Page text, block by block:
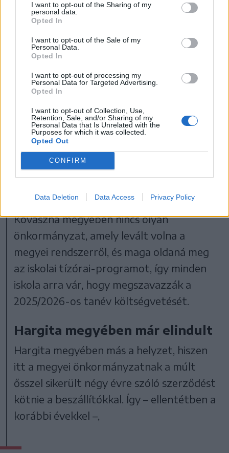
I want to opt-out of the Sharing of my
personal data.
Opted In
I want to opt-out of the Sale of my
Personal Data.
Opted In
I want to opt-out of processing my
Personal Data for Targeted Advertising.
Opted In
I want to opt-out of Collection, Use,
Retention, Sale, and/or Sharing of my
Personal Data that Is Unrelated with the
Purposes for which it was collected.
Opted Out
CONFIRM
Data Deletion Data Access Privacy Policy
az elmúlt egy évben már
háromszor hirdették meg a
licitet, de azóta sem
jelentkezett senki, így
egyelőre nem kaphatnak
tejet a háromszéki
iskolások tízóraira.
Kovászna megyében nincs olyan
önkormányzat, amely levált volna a
megyei rendszerről, és maga oldaná meg
az iskolai tízórai-programot, így minden
iskola arra vár, hogy megszavazzák a
2025/2026-os tanév költségvetését.
Hargita megyében már elindult
Hargita megyében más a helyzet, hiszen
itt a megyei önkormányzatnak a múlt
ősszel sikerült négy évre szóló szerződést
kötnie a beszállítókkal. Így – ellentétben a
korábbi évekkel –,